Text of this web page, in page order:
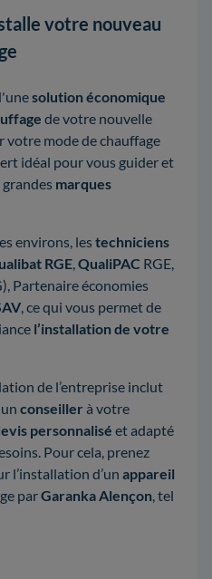
votre nouveau
solution économique
de votre nouvelle
votre mode de chauffage
idéal pour vous guider et
grandes marques
environs, lestechniciens
RGE,QualiPAC RGE,
Partenaire économies
, ce qui vous permet de
l’installation de votre
de l’entreprise inclut
conseiller à votre
personnalisé et adapté
Pour cela, prenez
l’installation d’un appareil
parGaranka Alençon, tel